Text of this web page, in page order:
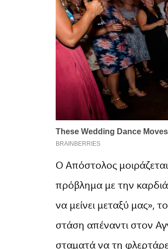
Ο Απόστολος
πρόβλημα με την καρδιά
να μείνει μεταξύ μας»,
στάση απέναντι στον
σταματά να τη